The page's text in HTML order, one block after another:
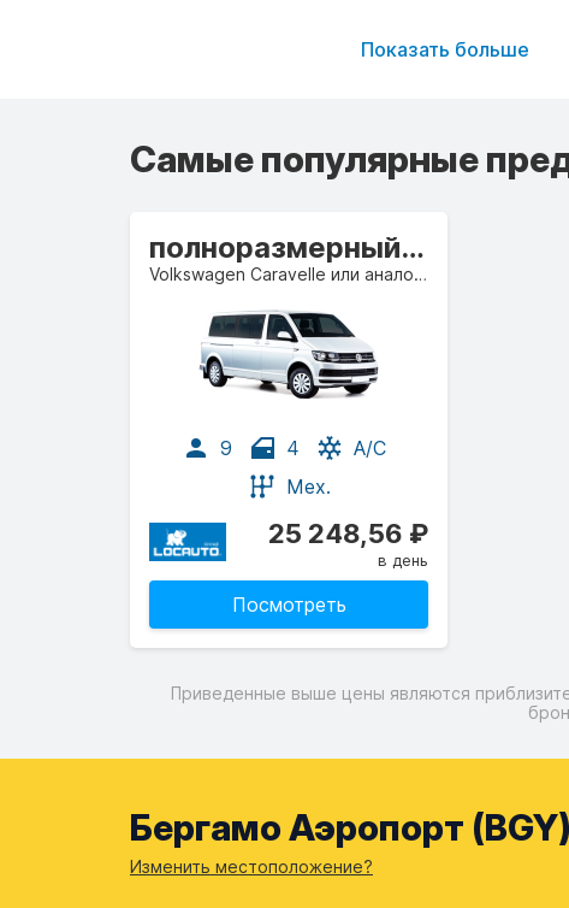
Показать больше
Самые популярные
полноразмерный микроавтобус
Volkswagen Caravelle или аналогичный
9 4
A/C
Мех.
25 248,56 ₽
в день
Посмотреть
Приведенные выше цены являются
Бергамо Аэропорт
Изменить местоположение?